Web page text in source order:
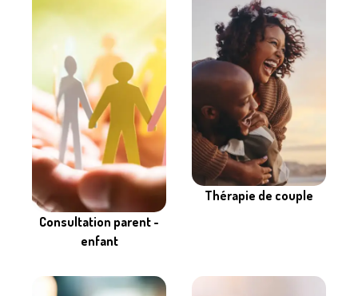
Consultation parent -
enfant
Thérapie de couple